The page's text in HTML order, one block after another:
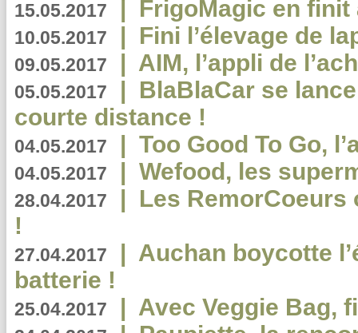
15.05.2017 | FrigoMagic en
10.05.2017 | Fini l’élevage de
09.05.2017 | AIM, l’appli de
05.05.2017 | BlaBlaCar se
courte distance !
04.05.2017 | Too Good To Go,
04.05.2017 | Wefood, les
28.04.2017 | Les RemorCoeurs
!
27.04.2017 | Auchan boycotte
batterie !
25.04.2017 | Avec Veggie Bag,